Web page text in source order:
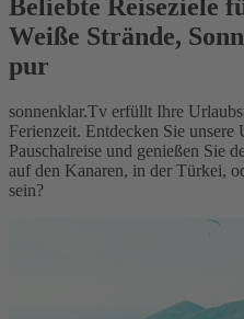
Beliebte Reiseziele
Weiße Strände,
pur
sonnenklar.Tv erfüllt Ihre
Ferienzeit. Entdecken Sie unsere
Pauschalreise und genießen Sie
auf den Kanaren, in der Türkei,
sein?